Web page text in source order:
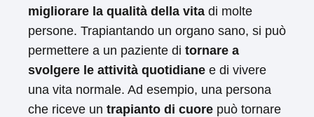
migliorare la qualità della vita di molte
persone. Trapiantando un organo sano, si può
permettere a un paziente di tornare a
svolgere le attività quotidiane e di vivere
una vita normale. Ad esempio, una persona
che riceve un trapianto di cuore può tornare